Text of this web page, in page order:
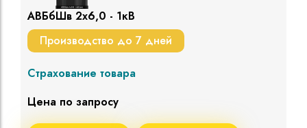
АВБбШв 2х6,0 - 1кВ
Производство до 7 дней
Страхование товара
Цена по запросу